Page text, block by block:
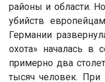
районы и области.
убийств
Германии
охота» началась в
примерно два
тысяч человек. При